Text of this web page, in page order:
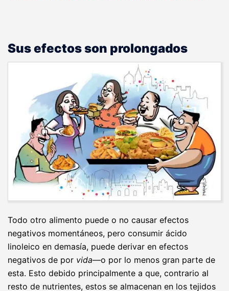
Sus efectos son prolongados
Todo otro alimento puede o no causar efectos
negativos momentáneos, pero consumir ácido
linoleico en demasía, puede derivar en efectos
negativos de por vida—o por lo menos gran parte de
esta. Esto debido principalmente a que, contrario al
resto de nutrientes, estos se almacenan en los tejidos